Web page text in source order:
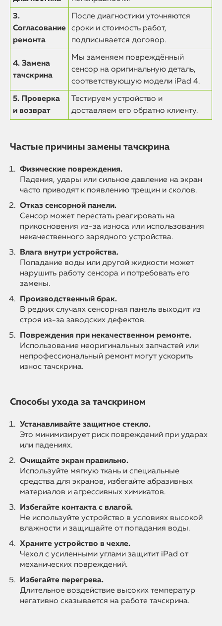
3.
Согласование
ремонта
После диагностики уточняются
сроки и стоимость работ,
подписывается договор.
4. Замена
тачскрина
Мы заменяем повреждённый
сенсор на оригинальную деталь,
соответствующую модели iPad 4.
5. Проверка
и возврат
Тестируем устройство и
доставляем его обратно клиенту.
Частые причины замены тачскрина
Физические повреждения.
Падения, удары или сильное давление на экран
часто приводят к появлению трещин и сколов.
Отказ сенсорной панели.
Сенсор может перестать реагировать на
прикосновения из-за износа или использования
некачественного зарядного устройства.
Влага внутри устройства.
Попадание воды или другой жидкости может
нарушить работу сенсора и потребовать его
замены.
Производственный брак.
В редких случаях сенсорная панель выходит из
строя из-за заводских дефектов.
Повреждения при некачественном ремонте.
Использование неоригинальных запчастей или
непрофессиональный ремонт могут ускорить
износ тачскрина.
Способы ухода за тачскрином
Устанавливайте защитное стекло.
Это минимизирует риск повреждений при ударах
или падениях.
Очищайте экран правильно.
Используйте мягкую ткань и специальные
средства для экранов, избегайте абразивных
материалов и агрессивных химикатов.
Избегайте контакта с влагой.
Не используйте устройство в условиях высокой
влажности и защищайте от попадания воды.
Храните устройство в чехле.
Чехол с усиленными углами защитит iPad от
механических повреждений.
Избегайте перегрева.
Длительное воздействие высоких температур
негативно сказывается на работе тачскрина.